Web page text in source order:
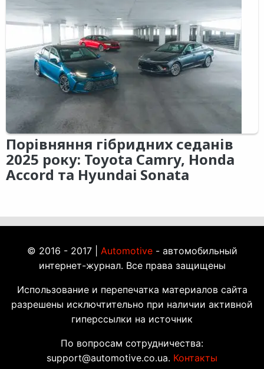
Порівняння гібридних седанів
2025 року: Toyota Camry, Honda
Accord та Hyundai Sonata
© 2016 - 2017 | Automotive- автомобильный
интернет-журнал. Все права защищены
Использование и перепечатка материалов сайта
разрешены исключтительно при наличии активной
гиперссылки на источник
По вопросам сотрудничества:
support@automotive.co.ua. Контакты